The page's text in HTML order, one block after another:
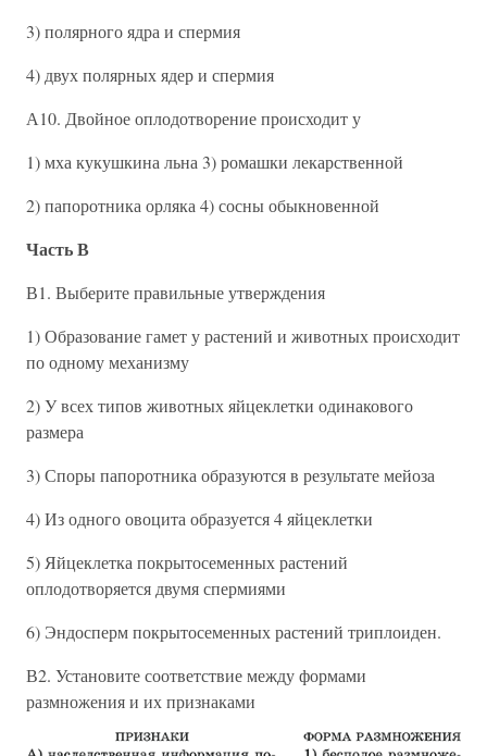
3) полярного ядра и спермия
4) двух полярных ядер и спермия
А10. Двойное оплодотворение происходит у
1) мха кукушкина льна 3) ромашки лекарственной
2) папоротника орляка 4) сосны обыкновенной
Часть В
В1. Выберите правильные утверждения
1) Образование гамет у растений и животных происходит
по одному механизму
2) У всех типов животных яйцеклетки одинакового
размера
3) Споры папоротника образуются в результате мейоза
4) Из одного овоцита образуется 4 яйцеклетки
5) Яйцеклетка покрытосеменных растений
оплодотворяется двумя спермиями
6) Эндосперм покрытосеменных растений триплоиден.
В2. Установите соответствие между формами
размножения и их признаками